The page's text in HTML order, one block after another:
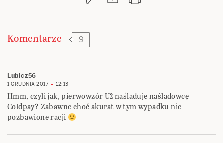
Komentarze 9
Lubicz56
1 GRUDNIA 2017 12:13
Hmm, czyli jak, pierwowzór U2 naśladuje naśladowcę
Coldpay? Zabawne choć akurat w tym wypadku nie
pozbawione racji